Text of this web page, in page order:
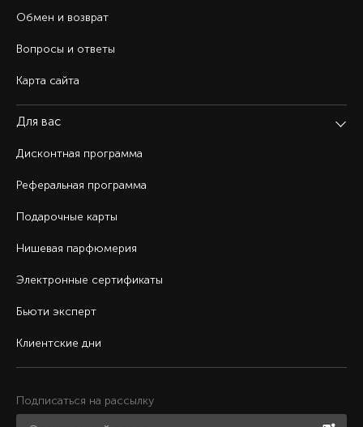
Обмен и возврат
Вопросы и ответы
Карта сайта
Для вас
Дисконтная программа
Реферальная программа
Подарочные карты
Нишевая парфюмерия
Электронные сертификаты
Бьюти эксперт
Клиентские дни
Подписаться на рассылку